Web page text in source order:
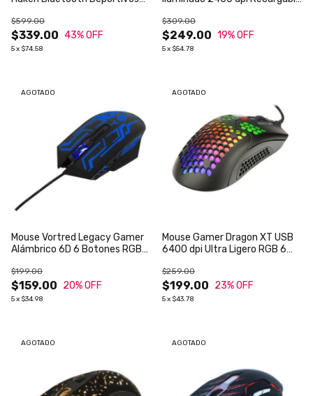
Sujetador Color Negro
$339.00
$599.00
43% OFF
5x $74.58
$249.00
$309.00
19% OFF
5x $54.78
AGOTADO
Mouse Vortred Legacy Gamer
Alámbrico 6D 6 Botones RGB
$159.00
$199.00
20% OFF
5x $34.98
AGOTADO
Mouse Gamer Dragon XT USB
6400 dpi Ultra Ligero RGB 6
$199.00
$259.00
23% OFF
5x $43.78
AGOTADO AGOTADO